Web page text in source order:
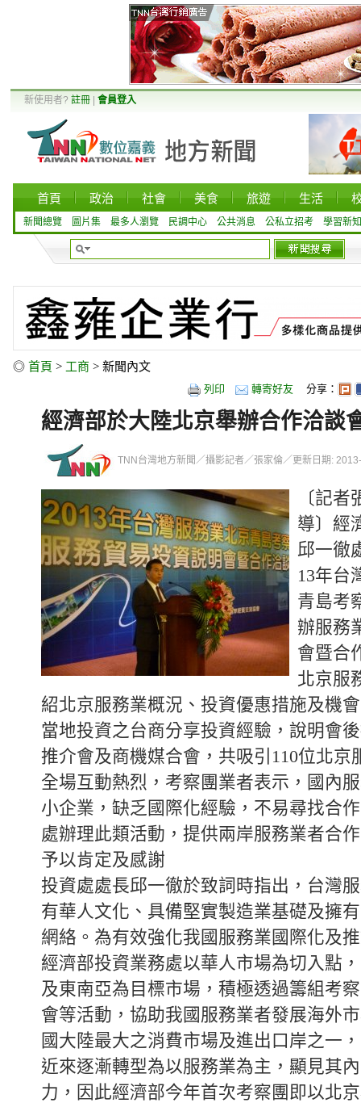
新使用者? 註冊 會員登入
首頁 政治 社會 美食 旅遊 生活
新聞總覽 圖片集 最多人瀏覽 民調中心 公共消息 公私立招考 學習新知
◎ 首頁 > 工商 > 新聞內文
列印 轉寄好友 分享：
經濟部於大陸北京舉辦合作洽談
TNN台灣地方新聞／攝影記者／張家倫／更新日期:
〔記
導〕經
邱一徹
13年台
青島考
辦服務
會暨合
北京服
紹北京服務業概況、投資優惠措施及機
當地投資之台商分享投資經驗，說明會
推介會及商機媒合會，共吸引110位北京
全場互動熱烈，考察團業者表示，國內
小企業，缺乏國際化經驗，不易尋找合
處辦理此類活動，提供兩岸服務業者合
予以肯定及感謝
投資處處長邱一徹於致詞時指出，台灣
有華人文化、具備堅實製造業基礎及擁
網絡。為有效強化我國服務業國際化及
經濟部投資業務處以華人市場為切入點
及東南亞為目標市場，積極透過籌組考
會等活動，協助我國服務業者發展海外
國大陸最大之消費市場及進出口岸之一
近來逐漸轉型為以服務業為主，顯見其
力，因此經濟部今年首次考察團即以北